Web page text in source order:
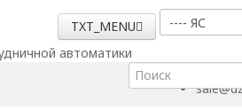
TXT_MENU